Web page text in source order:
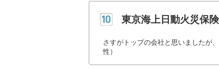
東京海上日動火災保険
さすがトップの会社と思いましたが
性）